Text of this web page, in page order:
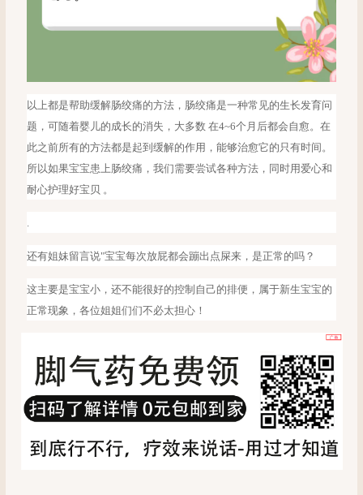
以上都是帮助缓解肠绞痛的方法，肠绞痛是一种常见的生长发育问
题，可随着婴儿的成长的消失，大多数 在4~6个月后都会自愈。在
此之前所有的方法都是起到缓解的作用，能够治愈它的只有时间。
所以如果宝宝患上肠绞痛，我们需要尝试各种方法，同时用爱心和
耐心护理好宝贝 。
还有姐妹留言说"宝宝每次放屁都会蹦出点屎来，是正常的吗？
这主要是宝宝小，还不能很好的控制自己的排便，属于新生宝宝的
正常现象，各位姐姐们们不必太担心！